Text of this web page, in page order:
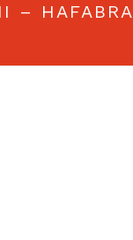
– HAFABRA